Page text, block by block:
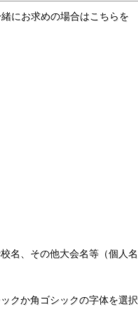
にお求めの場合はこちらを
名、その他大会名等（個人名
クか角ゴシックの字体を選択